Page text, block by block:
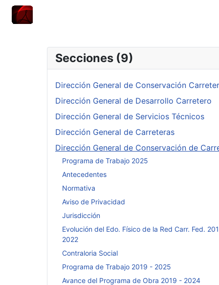
Secciones (9)
Dirección General de Conservación
Dirección General de Desarrollo Carretero
Dirección General de Servicios Técnicos
Dirección General de Carreteras
Dirección General de Conservación de
Programa de Trabajo 2025
Antecedentes
Normativa
Aviso de Privacidad
Jurisdicción
Evolución del Edo. Físico de la Red Carr. Fed.
2022
Contraloria Social
Programa de Trabajo 2019 - 2025
Avance del Programa de Obra 2019 - 2024